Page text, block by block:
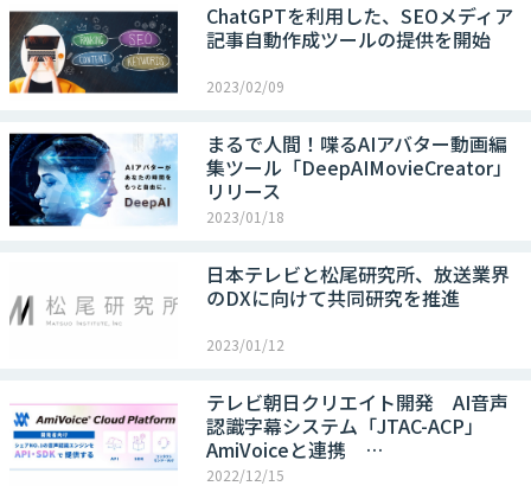
ChatGPTを利用した、SEOメディア
記事自動作成ツールの提供を開始
2023/02/09
まるで人間！喋るAIアバター動画編
集ツール「DeepAIMovieCreator」
リリース
2023/01/18
日本テレビと松尾研究所、放送業界
のDXに向けて共同研究を推進
2023/01/12
テレビ朝日クリエイト開発 AI音声
認識字幕システム「JTAC-ACP」
AmiVoiceと連携 …
2022/12/15